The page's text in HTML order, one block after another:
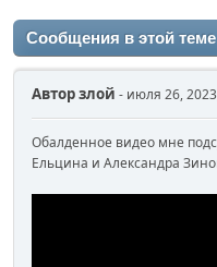
Сообщения в этой теме
Авторзлой - июля 26,
Обалденное видео мне
Ельцина и Александра